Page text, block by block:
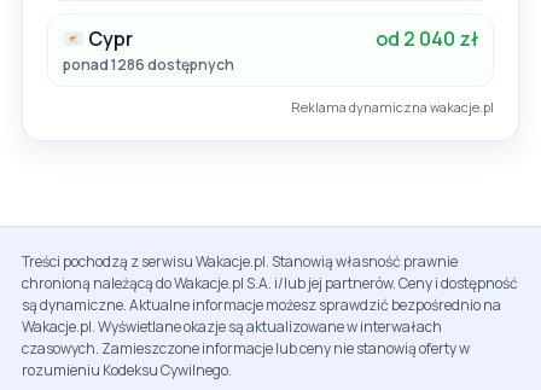
Cypr od 2 040 zł
ponad 1286 dostępnych
Reklama dynamiczna wakacje.pl
Treści pochodzą z serwisu Wakacje.pl. Stanowią własność prawnie
chronioną należącą do Wakacje.pl S.A. i/lub jej partnerów. Ceny i dostępność
są dynamiczne. Aktualne informacje możesz sprawdzić bezpośrednio na
Wakacje.pl. Wyświetlane okazje są aktualizowane w interwałach
czasowych. Zamieszczone informacje lub ceny nie stanowią oferty w
rozumieniu Kodeksu Cywilnego.